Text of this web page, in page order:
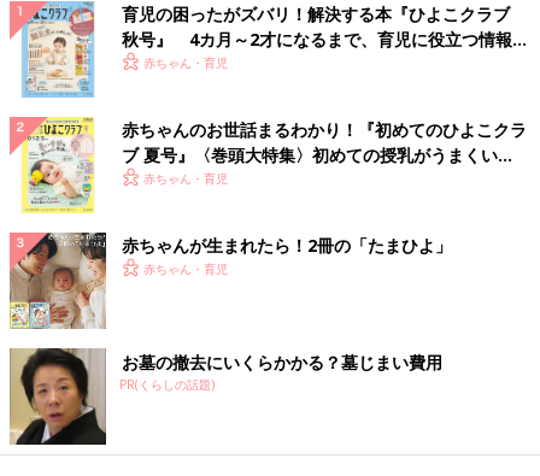
育児の困ったがズバリ！解決する本『ひよこクラブ
秋号』 4カ月～2才になるまで、育児に役立つ情報が
いっぱい！
赤ちゃん・育児
赤ちゃんのお世話まるわかり！『初めてのひよこクラ
ブ 夏号』〈巻頭大特集〉初めての授乳がうまくい
く！ おっぱい・ミルクの基本と夏のトラブル 解決テ
赤ちゃん・育児
赤ちゃんが生まれたら！2冊の「たまひよ」
赤ちゃん・育児
お墓の撤去にいくらかかる？墓じまい費用
PR(くらしの話題)